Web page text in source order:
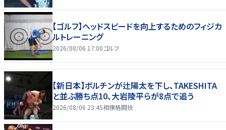
【ゴルフ】ヘッドスピードを向上するためのフィジカ
ルトレーニング
2026/08/06 17:00ゴルフ
【新日本】ボルチンが辻陽太を下し、TAKESHITA
と並ぶ勝ち点10、大岩陵平らが8点で追う
2026/08/06 23:45相撲格闘技